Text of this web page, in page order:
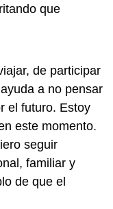
que
de participar
a no pensar
el futuro. Estoy
este momento.
seguir
familiar y
de que el